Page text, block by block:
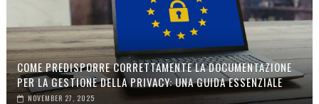
COME PREDISPORRE CORRETTAMENTE LA DOCUMENTAZIONE
PER LA GESTIONE DELLA PRIVACY: UNA GUIDA ESSENZIALE
NOVEMBER 27, 2025